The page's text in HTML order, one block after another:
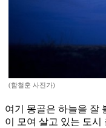
(함철훈 사진가)
여기 몽골은 하늘을 잘
이 모여 살고 있는 도시